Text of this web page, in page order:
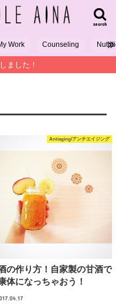
search
Work Counseling
ました！
Antiaging/アンチエイジング
の作り方！自家製の甘酒で
体になっちゃおう！